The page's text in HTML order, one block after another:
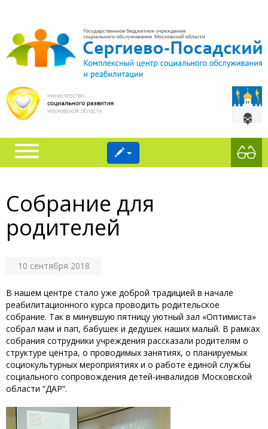
Собрание для
родителей
10 сентября 2018
В нашем центре стало уже доброй традицией в начале
реабилитационного курса проводить родительское
собрание. Так в минувшую пятницу уютный зал «Оптимиста»
собрал мам и пап, бабушек и дедушек наших малый. В рамках
собрания сотрудники учреждения рассказали родителям о
структуре центра, о проводимых занятиях, о планируемых
социокультурных мероприятиях и о работе единой службы
социального сопровождения детей-инвалидов Московской
области “ДАР”.